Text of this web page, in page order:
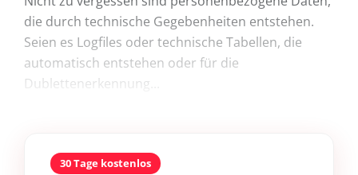
die durch technische Gegebenheiten entstehen.
Seien es Logfiles oder technische Tabellen, die
automatisch entstehen oder für die
Dublettenerkennung...
30 Tage kostenlos